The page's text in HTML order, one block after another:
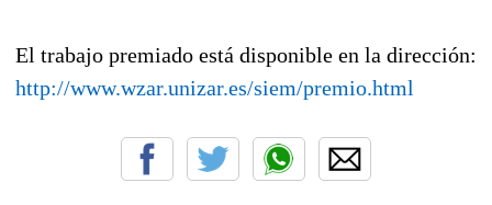
El trabajo premiado está disponible en la dirección:
http://www.wzar.unizar.es/siem/premio.html